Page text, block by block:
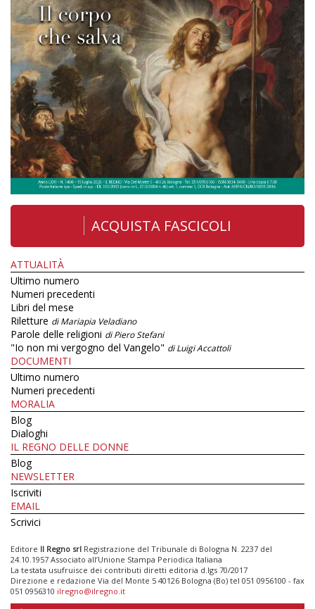
ACQUISTA FASCICOLI
ATTUALITÀ
Ultimo numero
Numeri precedenti
Libri del mese
Riletture di Mariapia Veladiano
Parole delle religioni di Piero Stefani
"Io non mi vergogno del Vangelo" di Luigi Accattoli
DOCUMENTI
Ultimo numero
Numeri precedenti
MORALIA
Blog
Dialoghi
IL REGNO DELLE DONNE
Blog
NEWSLETTER
Iscriviti
EMAIL
Scrivici
Editore Il Regno srl Registrazione del Tribunale di Bologna N. 2237 del
24.10.1957 Associato all’Unione Stampa Periodica Italiana
La testata usufruisce dei contributi diretti editoria d.lgs 70/2017
Direzione e redazione Via del Monte 5 40126 Bologna (Bo) tel 051 0956100 - fax
051 0956310 ilregno@ilregno.it